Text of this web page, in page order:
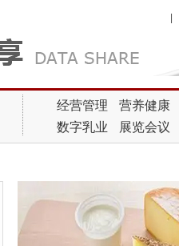
经营管理
营养健康
数字乳业
展览会议